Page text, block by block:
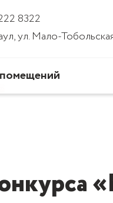
8322
ул. Мало-